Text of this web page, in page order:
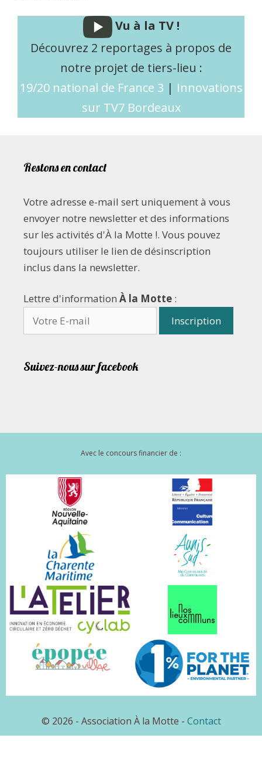
Vu à la TV !
Découvrez 2 reportages à propos de
notre projet de tiers-lieu :
19/20 national de France 3 | Innovations
sur TV7 Bordeaux
Restons en contact
Votre adresse e-mail sert uniquement à vous
envoyer notre newsletter et des informations
sur les activités d'À la Motte !. Vous pouvez
toujours utiliser le lien de désinscription
inclus dans la newsletter.
Lettre d'information À la Motte :
Suivez-nous sur facebook
Avec le concours financier de :
© 2026 - Association À la Motte - Contact